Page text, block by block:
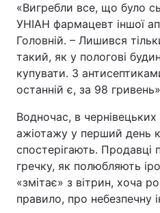
«Вигребли все, що було
УНІАН фармацевт іншої
Головній. – Лишився
такий, як у пологові
купувати. З
останній є, за 98
Водночас, в
ажіотажу у перший день
спостерігають.
гречку, як полюбляють
«змітає» з вітрин, хоча
правило, про небезпечну